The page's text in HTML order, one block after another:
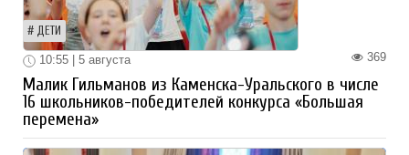
ДЕТИ
369
10:55 | 5 августа
Малик Гильманов из Каменска-Уральского в числе
16 школьников-победителей конкурса «Большая
перемена»